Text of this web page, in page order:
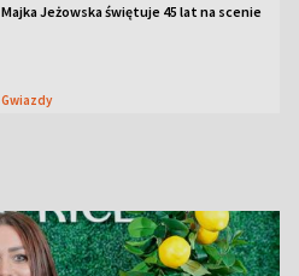
Majka Jeżowska świętuje 45 lat na scenie
Gwiazdy